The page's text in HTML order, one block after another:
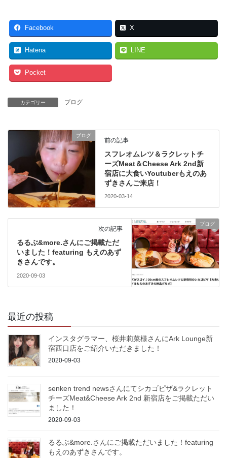
Facebook X
Hatena LINE
Pocket
カテゴリー ブログ
ブログ
前の記事
スフレオムレツ＆ラクレットチ
ーズMeat＆Cheese Ark 2nd新
宿店に大食いYoutuberもえのあ
ずきさんご来店！
2020-03-14
ブログ
次の記事
るるぶ&more.さんにご掲載ただ
いました！featuring もえのあず
きさんです。
2020-09-03
最近の投稿
インスタグラマー、桜井莉菜様さんにArk Lounge新
宿西口店をご紹介いただきました！
2020-09-03
senken trend newsさんにてシカゴピザ&ラクレット
チーズMeat&Cheese Ark 2nd 新宿店をご掲載ただい
ました！
2020-09-03
るるぶ&more.さんにご掲載ただいました！featuring
もえのあずきさんです。